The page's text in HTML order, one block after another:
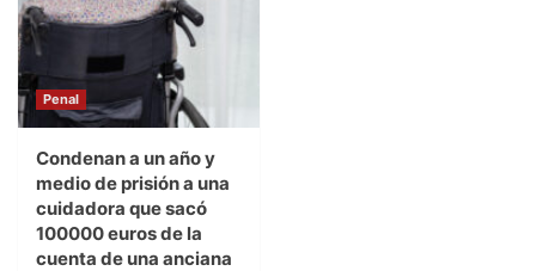
Penal
Condenan a un año y
medio de prisión a una
cuidadora que sacó
100000 euros de la
cuenta de una anciana